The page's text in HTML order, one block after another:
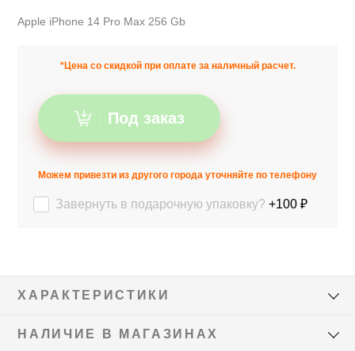
Apple iPhone 14 Pro Max 256 Gb
*Цена со скидкой при оплате за наличный расчет.
Под заказ
Можем привезти из другого города уточняйте по телефону
Завернуть в подарочную упаковку? +100 ₽
ХАРАКТЕРИСТИКИ
НАЛИЧИЕ В МАГАЗИНАХ